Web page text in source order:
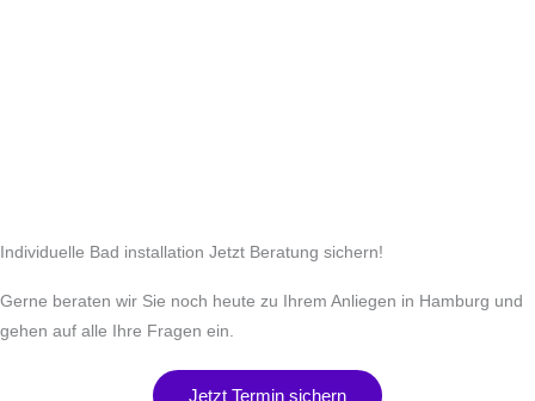
Individuelle Bad installation​ Jetzt Beratung sichern!
Gerne beraten wir Sie noch heute zu Ihrem Anliegen in Hamburg und
gehen auf alle Ihre Fragen ein.
Jetzt Termin sichern